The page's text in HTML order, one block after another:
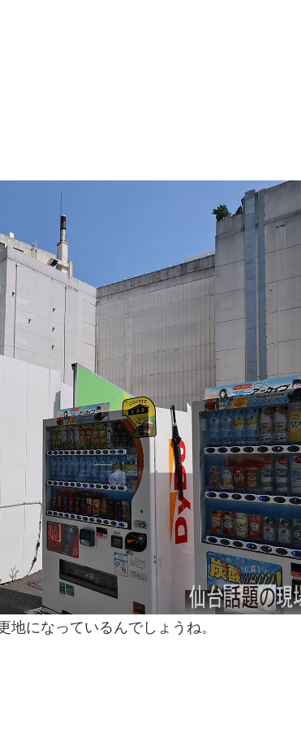
になっているんでしょうね。